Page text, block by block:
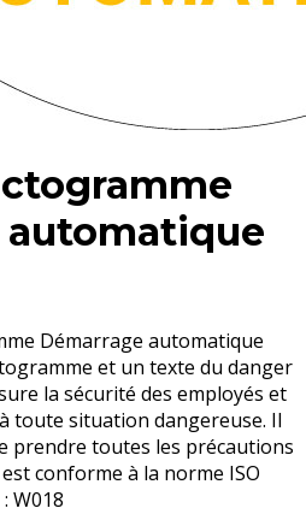
automatique
Démarrage automatique
et un texte du danger
la sécurité des employés et
toute situation dangereuse. Il
prendre toutes les précautions
conforme à la norme ISO
W018